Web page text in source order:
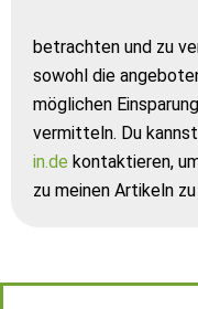
betrachten und zu
sowohl die
möglichen
vermitteln. Du
in.de kontaktieren,
zu meinen Artikeln